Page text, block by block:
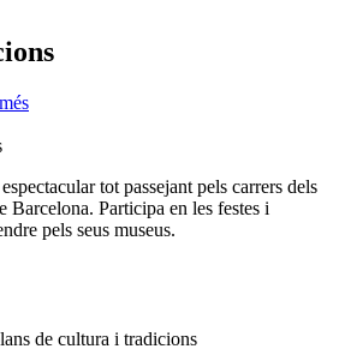
tot passejant pels carrers dels
Barcelona. Participa en les festes i
pels seus museus.
de cultura i tradicions